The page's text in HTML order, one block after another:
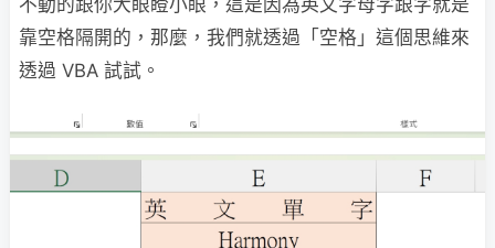
靠空格隔開的，那麼，我們就透過「空格」這個思維來
透過 VBA 試試。